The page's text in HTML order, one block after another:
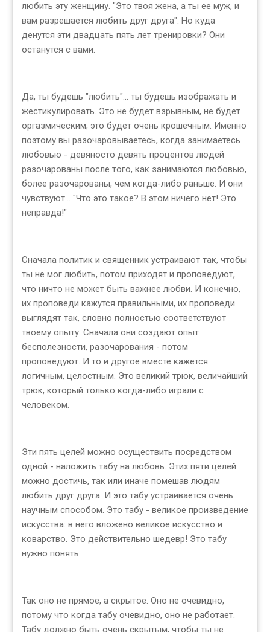
любить эту женщину. "Это твоя жена, а ты ее муж, и
вам разрешается любить друг друга". Но куда
денутся эти двадцать пять лет тренировки? Они
останутся с вами.
Да, ты будешь "любить"... ты будешь изображать и
жестикулировать. Это не будет взрывным, не будет
оргазмическим; это будет очень крошечным. Именно
поэтому вы разочаровываетесь, когда занимаетесь
любовью - девяносто девять процентов людей
разочарованы после того, как занимаются любовью,
более разочарованы, чем когда-либо раньше. И они
чувствуют... "Что это такое? В этом ничего нет! Это
неправда!"
Сначала политик и священник устраивают так, чтобы
ты не мог любить, потом приходят и проповедуют,
что ничто не может быть важнее любви. И конечно,
их проповеди кажутся правильными, их проповеди
выглядят так, словно полностью соответствуют
твоему опыту. Сначала они создают опыт
бесполезности, разочарования - потом
проповедуют. И то и другое вместе кажется
логичным, целостным. Это великий трюк, величайший
трюк, который только когда-либо играли с
человеком.
Эти пять целей можно осуществить посредством
одной - наложить табу на любовь. Этих пяти целей
можно достичь, так или иначе помешав людям
любить друг друга. И это табу устраивается очень
научным способом. Это табу - великое произведение
искусства: в него вложено великое искусство и
коварство. Это действительно шедевр! Это табу
нужно понять.
Так оно не прямое, а скрытое. Оно не очевидно,
потому что когда табу очевидно, оно не работает.
Табу должно быть очень скрытым, чтобы ты не